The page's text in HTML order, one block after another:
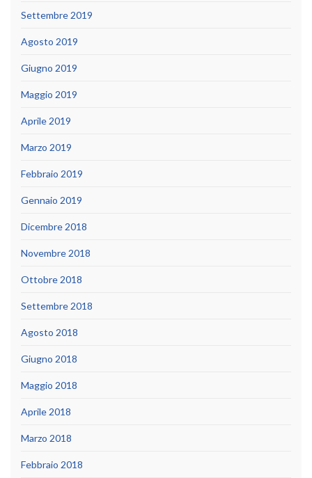
Settembre 2019
Agosto 2019
Giugno 2019
Maggio 2019
Aprile 2019
Marzo 2019
Febbraio 2019
Gennaio 2019
Dicembre 2018
Novembre 2018
Ottobre 2018
Settembre 2018
Agosto 2018
Giugno 2018
Maggio 2018
Aprile 2018
Marzo 2018
Febbraio 2018